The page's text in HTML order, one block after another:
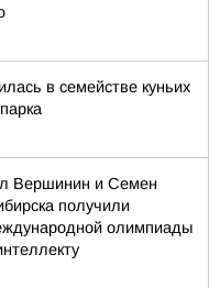
в семействе куньих
Вершинин и Семен
получили
олимпиады